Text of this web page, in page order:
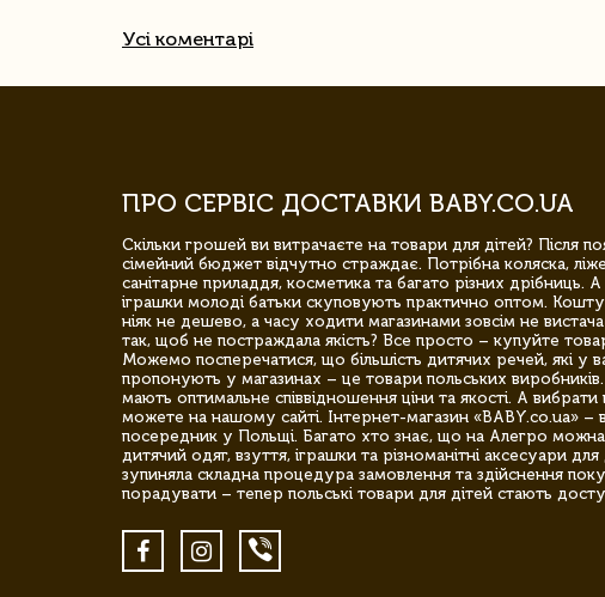
Усі коментарі
ПРО СЕРВІС ДОСТАВКИ BABY.CO.UA
Скільки грошей ви витрачаєте на товари для дітей? Після
сімейний бюджет відчутно страждає. Потрібна коляска,
санітарне приладдя, косметика та багато різних дрібниць.
іграшки молоді батьки скуповують практично оптом.
ніяк не дешево, а часу ходити магазинами зовсім не
так, щоб не постраждала якість? Все просто – купуйте
Можемо посперечатися, що більшість дитячих речей, які у
пропонують у магазинах – це товари польських
мають оптимальне співвідношення ціни та якості. А
можете на нашому сайті. Інтернет-магазин «BABY.co.ua» –
посередник у Польщі. Багато хто знає, що на Алегро
дитячий одяг, взуття, іграшки та різноманітні аксесуари
зупиняла складна процедура замовлення та здійснення
порадувати – тепер польські товари для дітей стають